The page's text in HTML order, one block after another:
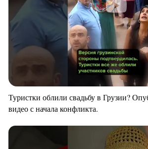
Туристки облили свадьбу в Грузии?
видео с начала конфликта.